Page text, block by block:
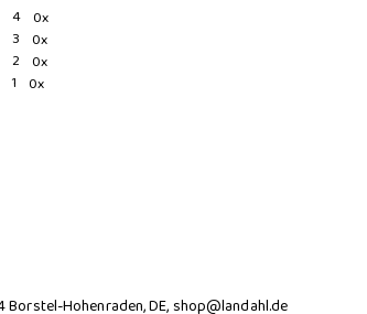
4 0x
3
0x
2
0x
1
0x
Borstel-Hohenraden, DE, shop@landahl.de